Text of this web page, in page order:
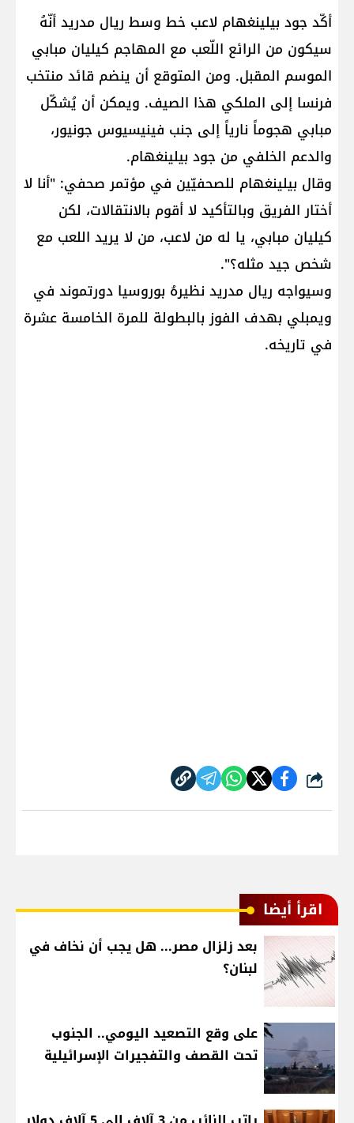
أكّد ​جود بيلينغهام​ لاعب خط وسط ​ريال مدريد​ أنّهُ
سيكون من الرائع اللّعب مع المهاجم ​كيليان مبابي​
الموسم المقبل. ومن المتوقع أن ينضم قائد منتخب
فرنسا إلى الملكي هذا الصيف. ويمكن أن يُشكّل
مبابي هجوماً نارياً إلى جنب فينيسيوس جونيور،
والدعم الخلفي من جود بيلينغهام.
وقال بيلينغهام للصحفيّين في مؤتمر صحفي: "أنا لا
أختار الفريق وبالتأكيد لا أقوم بالانتقالات، لكن
كيليان مبابي، يا له من لاعب، من لا يريد اللعب مع
شخص جيد مثله؟".
وسيواجه ريال مدريد نظيرهُ ​بوروسيا دورتموند​ في
ويمبلي بهدف الفوز بالبطولة للمرة الخامسة عشرة
في تاريخه.
شارك
اقرأ أيضا
بعد زلزال مصر... هل يجب أن نخاف في
لبنان؟
على وقع التصعيد اليومي.. الجنوب
تحت القصف والتفجيرات الإسرائيلية